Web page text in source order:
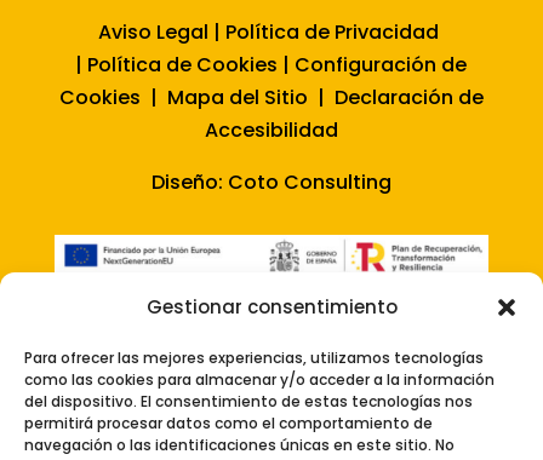
Gestionar consentimiento
Para ofrecer las mejores experiencias, utilizamos tecnologías
como las cookies para almacenar y/o acceder a la información
del dispositivo. El consentimiento de estas tecnologías nos
permitirá procesar datos como el comportamiento de
navegación o las identificaciones únicas en este sitio. No
Aviso Legal | Política de Privacidad
| Política de Cookies | Configuración de
Cookies | Mapa del Sitio | Declaración de
Accesibilidad
Diseño: Coto Consulting